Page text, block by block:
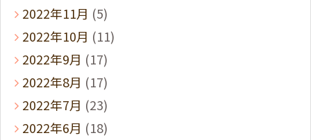
2022年11月 (5)
2022年10月 (11)
2022年9月 (17)
2022年8月 (17)
2022年7月 (23)
2022年6月 (18)